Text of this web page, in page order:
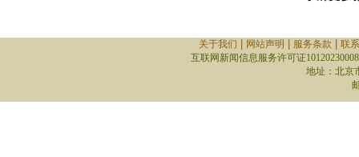
关于我们 网站声明 服务条款
联
互联网新闻信息服务许可证10120230008
地址：北京